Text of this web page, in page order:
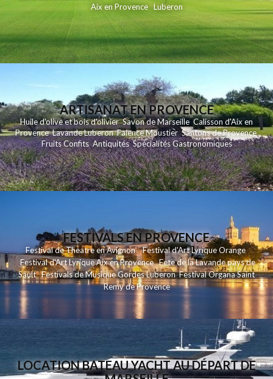
Aix en Provence Luberon
ARTISANAT EN PROVENCE
Huile d'olive et bois d'olivier Savon de Marseille Calisson d'Aix en
Provence LavandeLuberonFaience Moustier Santons de Provence
Fruits Confits Antiquités Spécialités Gastronomiques
FESTIVALS EN PROVENCE
Festival de Theatre enAvignonFestival d'Art LyriqueOrange
Festival d'Art LyriqueAix en ProvenceFete de la Lavandepays de
SaultFestivals de MusiqueGordes LuberonFestival OrganaSaint
Remy de Provence
LOCATION BATEAU YACHT AU DÉPART DE